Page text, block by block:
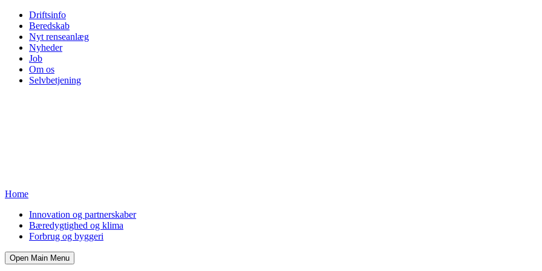
Driftsinfo
Beredskab
Nyt renseanlæg
Nyheder
Job
Om os
Selvbetjening
Home
Innovation og partnerskaber
Bæredygtighed og klima
Forbrug og byggeri
Open Main Menu